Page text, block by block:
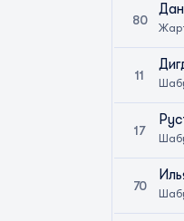
80
11
17
70